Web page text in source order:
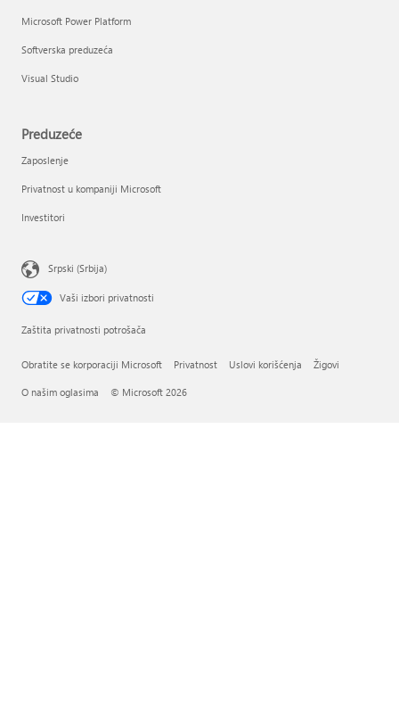
Microsoft Power Platform
Softverska preduzeća
Visual Studio
Preduzeće
Zaposlenje
Privatnost u kompaniji Microsoft
Investitori
Srpski (Srbija)
Vaši izbori privatnosti
Zaštita privatnosti potrošača
Obratite se korporaciji Microsoft Privatnost Uslovi korišćenja Žigovi
O našim oglasima © Microsoft 2026